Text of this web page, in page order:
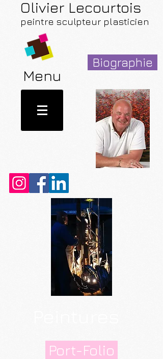
Olivier Lecourtois
peintre sculpteur plasticien
Menu
Biographie
Port-Folio